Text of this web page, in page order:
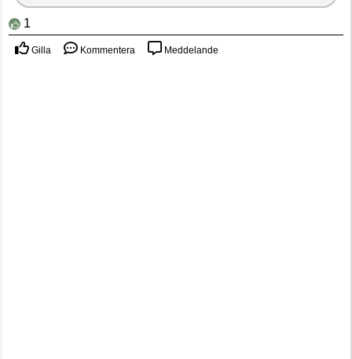
1
Gilla Kommentera Meddelande